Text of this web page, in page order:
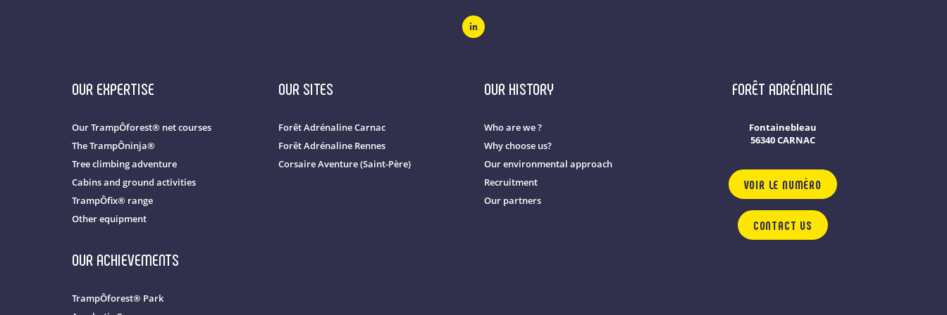
OUR EXPERTISE
Our TrampÔforest® net courses
The TrampÔninja®
Tree climbing adventure
Cabins and ground activities
TrampÔfix® range
Other equipment
OUR ACHIEVEMENTS
TrampÔforest® Park
OUR SITES
Forêt Adrénaline Carnac
Forêt Adrénaline Rennes
Corsaire Aventure (Saint-Père)
OUR HISTORY
Who are we ?
Why choose us?
Our environmental approach
Recruitment
Our partners
FORÊT ADRÉNALINE
Fontainebleau
56340 CARNAC
VOIR LE NUMÉRO
CONTACT US